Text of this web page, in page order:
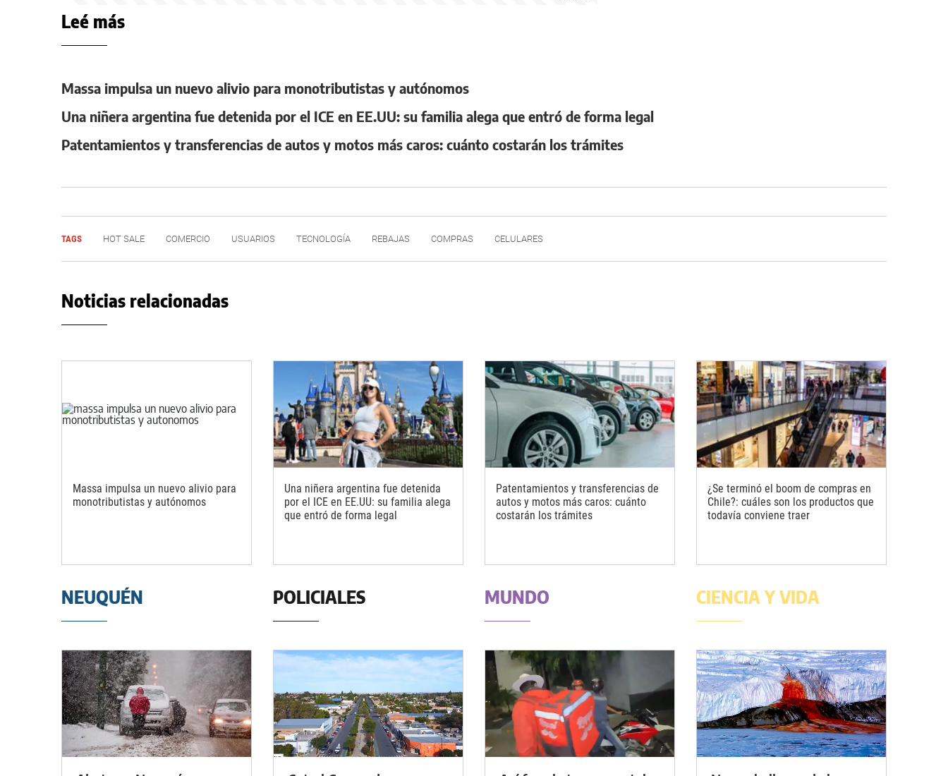
Leé más
Massa impulsa un nuevo alivio para monotributistas y autónomos
Una niñera argentina fue detenida por el ICE en EE.UU: su familia alega que entró de forma legal
Patentamientos y transferencias de autos y motos más caros: cuánto costarán los trámites
TAGS HOT SALE COMERCIO USUARIOS TECNOLOGÍA REBAJAS COMPRAS CELULARES
Noticias relacionadas
Massa impulsa un nuevo alivio para
monotributistas y autónomos
Una niñera argentina fue detenida
por el ICE en EE.UU: su familia alega
que entró de forma legal
Patentamientos y transferencias de
autos y motos más caros: cuánto
costarán los trámites
¿Se terminó el boom de compras en
Chile?: cuáles son los productos que
todavía conviene traer
NEUQUÉN POLICIALES MUNDO CIENCIA Y VIDA